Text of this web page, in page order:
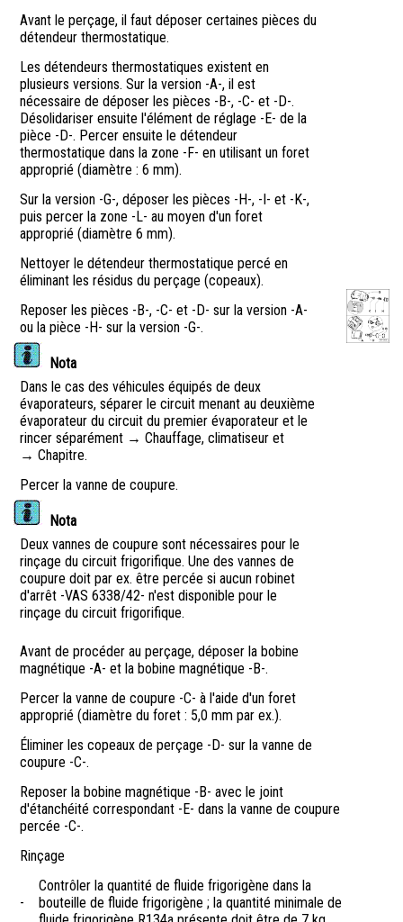
Avant le perçage, il faut déposer certaines pièces du
détendeur thermostatique.
Les détendeurs thermostatiques existent en
plusieurs versions. Sur la version -A-, il est
nécessaire de déposer les pièces -B-, -C- et -D-.
Désolidariser ensuite l'élément de réglage -E- de la
pièce -D-. Percer ensuite le détendeur
thermostatique dans la zone -F- en utilisant un foret
approprié (diamètre : 6 mm).
Sur la version -G-, déposer les pièces -H-, -I- et -K-,
puis percer la zone -L- au moyen d'un foret
approprié (diamètre 6 mm).
Nettoyer le détendeur thermostatique percé en
éliminant les résidus du perçage (copeaux).
Reposer les pièces -B-, -C- et -D- sur la version -A-
ou la pièce -H- sur la version -G-.
Nota
Dans le cas des véhicules équipés de deux
évaporateurs, séparer le circuit menant au deuxième
évaporateur du circuit du premier évaporateur et le
rincer séparément → Chauffage, climatiseur et
→ Chapitre.
Percer la vanne de coupure.
Nota
Deux vannes de coupure sont nécessaires pour le
rinçage du circuit frigorifique. Une des vannes de
coupure doit par ex. être percée si aucun robinet
d'arrêt -VAS 6338/42- n'est disponible pour le
rinçage du circuit frigorifique.
Avant de procéder au perçage, déposer la bobine
magnétique -A- et la bobine magnétique -B-.
Percer la vanne de coupure -C- à l'aide d'un foret
approprié (diamètre du foret : 5,0 mm par ex.).
Éliminer les copeaux de perçage -D- sur la vanne de
coupure -C-.
Reposer la bobine magnétique -B- avec le joint
d'étanchéité correspondant -E- dans la vanne de coupure
percée -C-.
Rinçage
-
Contrôler la quantité de fluide frigorigène dans la
bouteille de fluide frigorigène ; la quantité minimale de